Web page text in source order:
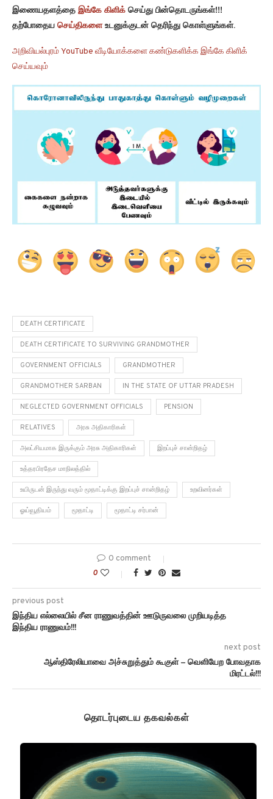
இணையதளத்தை இங்கே கிளிக் செய்து பின்தொடருங்கள்!!!
தற்போதைய செய்திகளைஉடனுக்குடன் தெரிந்து கொள்ளுங்கள்.
அறிவியல்புரம் YouTube வீடியோக்களை கண்டுகளிக்க இங்கே கிளிக்
செய்யவும்
DEATH CERTIFICATE
DEATH CERTIFICATE TO SURVIVING GRANDMOTHER
GOVERNMENT OFFICIALS GRANDMOTHER
GRANDMOTHER SARBAN IN THE STATE OF UTTAR PRADESH
NEGLECTED GOVERNMENT OFFICIALS PENSION
RELATIVES அரசு அதிகாரிகள்
அலட்சியமாக இருக்கும் அரசு அதிகாரிகள் இறப்புச் சான்றிதழ்
உத்தரபிரதேச மாநிலத்தில்
உயிருடன் இருந்து வரும் மூதாட்டிக்கு இறப்புச் சான்றிதழ் உறவினர்கள்
ஓய்வூதியம் மூதாட்டி மூதாட்டி சர்பான்
0 comment
0
previous post
இந்திய எல்லையில் சீன ராணுவத்தின் ஊடுருவலை முறியடித்த
இந்திய ராணுவம்!!!
next post
ஆஸ்திரேலியாவை அச்சுறுத்தும் கூகுள் – வெளியேற போவதாக
மிரட்டல்!!!
தொடர்புடைய தகவல்கள்